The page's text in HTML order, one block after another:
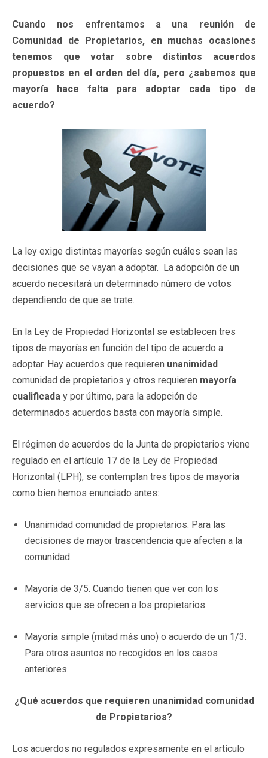
Cuando nos enfrentamos a una reunión de
Comunidad de Propietarios, en muchas ocasiones
tenemos que votar sobre distintos acuerdos
propuestos en el orden del día, pero ¿sabemos que
mayoría hace falta para adoptar cada tipo de
acuerdo?
La ley exige distintas mayorías según cuáles sean las
decisiones que se vayan a adoptar. La adopción de un
acuerdo necesitará un determinado número de votos
dependiendo de que se trate.
En la Ley de Propiedad Horizontal se establecen tres
tipos de mayorías en función del tipo de acuerdo a
adoptar. Hay acuerdos que requieren unanimidad
comunidad de propietarios y otros requieren mayoría
cualificada y por último, para la adopción de
determinados acuerdos basta con mayoría simple.
El régimen de acuerdos de la Junta de propietarios viene
regulado en el artículo 17 de la Ley de Propiedad
Horizontal (LPH), se contemplan tres tipos de mayoría
como bien hemos enunciado antes:
Unanimidad comunidad de propietarios. Para las
decisiones de mayor trascendencia que afecten a la
comunidad.
Mayoría de 3/5. Cuando tienen que ver con los
servicios que se ofrecen a los propietarios.
Mayoría simple (mitad más uno) o acuerdo de un 1/3.
Para otros asuntos no recogidos en los casos
anteriores.
¿Qué acuerdos que requieren unanimidad comunidad
de Propietarios?
Los acuerdos no regulados expresamente en el artículo